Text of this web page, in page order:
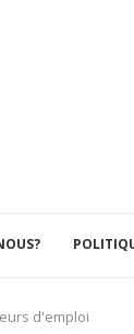
d'emploi